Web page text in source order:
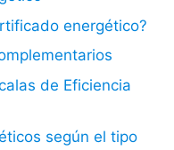
energético?
de Eficiencia
según el tipo